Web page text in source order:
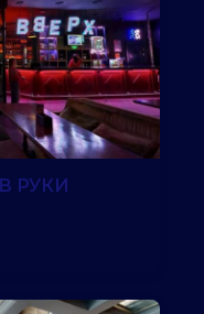
РУКИ